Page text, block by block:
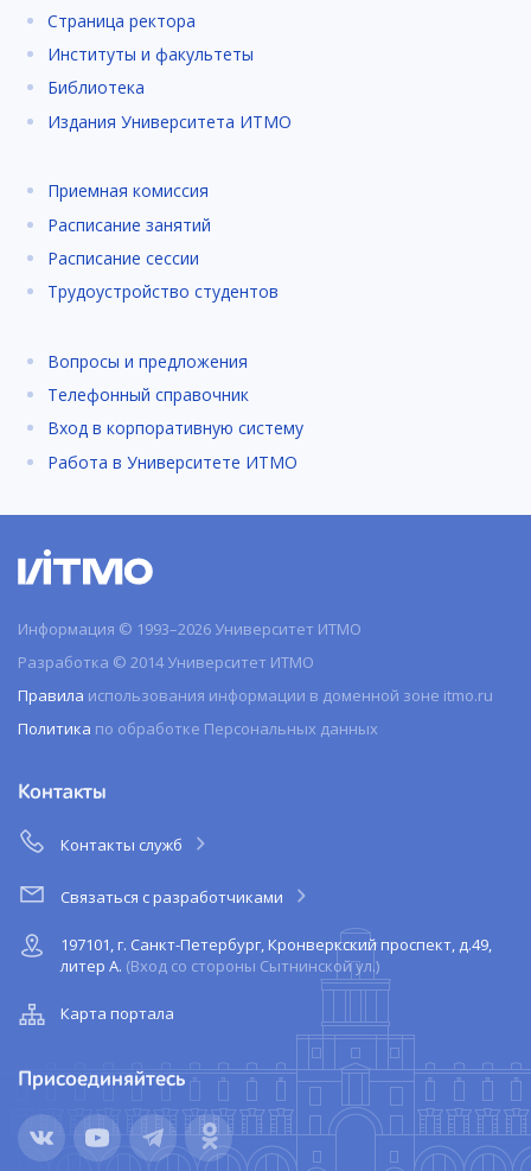
Страница ректора
Институты и факультеты
Библиотека
Издания Университета ИТМО
Приемная комиссия
Расписание занятий
Расписание сессии
Трудоустройство студентов
Вопросы и предложения
Телефонный справочник
Вход в корпоративную систему
Работа в Университете ИТМО
Информация © 1993–2026 Университет ИТМО
Разработка © 2014 Университет ИТМО
Правила использования информации в доменной зоне itmo.ru
Политика по обработке Персональных данных
Контакты
Контакты служб
Связаться с разработчиками
197101, г. Санкт-Петербург, Кронверкский проспект, д.49,
литер А. (Вход со стороны Сытнинской ул.)
Карта портала
Присоединяйтесь